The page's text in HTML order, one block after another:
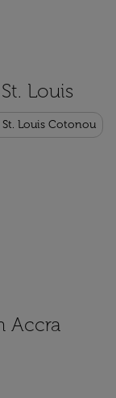
Louis
Louis Cotonou
Accra